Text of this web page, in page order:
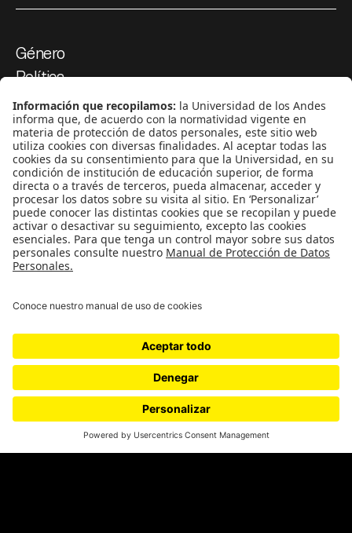
Género
Política
Cultura
Medio ambiente
Medios y periodismo
Ciudad
Movilización social
¿Quiénes somos?
Ediciones especiales
Proyectos 070
SÍGUENOS